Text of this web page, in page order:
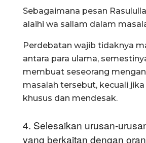
Sebagaimana pesan
alaihi wa sallam dalam
Perdebatan wajib tidaknya
antara para ulama,
membuat seseorang
masalah tersebut, kecuali
khusus dan mendesak.
4. Selesaikan urusan-
yang berkaitan dengan